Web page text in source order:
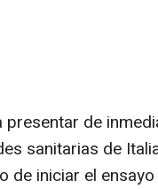
presentar de
sanitarias de
de iniciar el